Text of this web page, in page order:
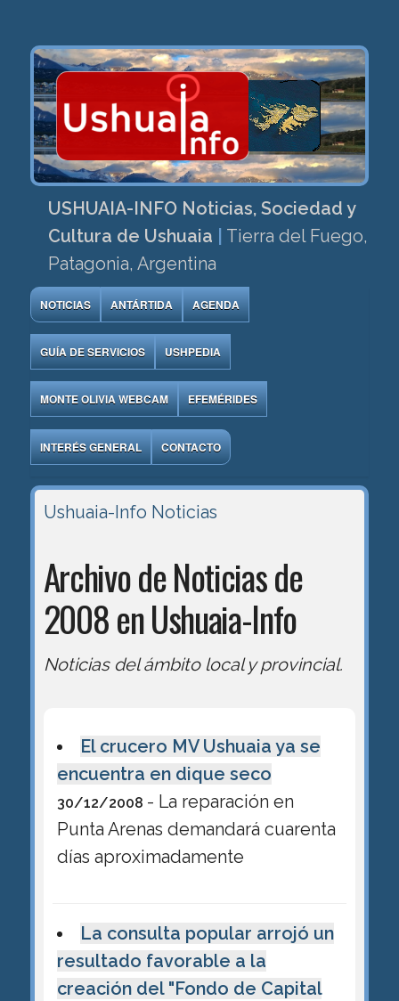
USHUAIA-INFO Noticias, Sociedad y
Cultura de Ushuaia
Tierra del Fuego,
Patagonia, Argentina
NOTICIAS ANTÁRTIDA AGENDA
GUÍA DE SERVICIOS USHPEDIA
MONTE OLIVIA WEBCAM EFEMÉRIDES
INTERÉS GENERAL CONTACTO
Ushuaia-Info Noticias
Archivo de Noticias de
2008 en Ushuaia-Info
Noticias del ámbito local y provincial.
El crucero MV Ushuaia ya se
encuentra en dique seco
30/12/2008 - La reparación en
Punta Arenas demandará cuarenta
días aproximadamente
La consulta popular arrojó un
resultado favorable a la
creación del "Fondo de Capital